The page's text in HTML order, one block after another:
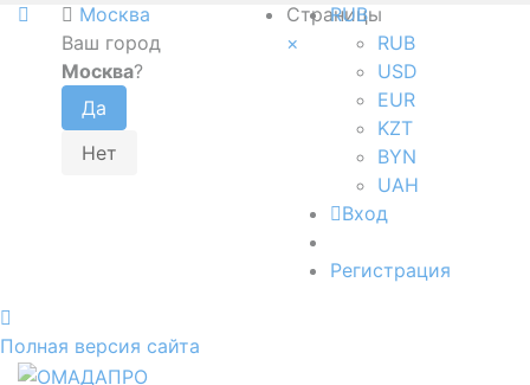
Москва
Ваш город
Москва?
Страницы
×
RUB
RUB
USD
EUR
KZT
BYN
UAH
Вход
Регистрация
Полная версия сайта